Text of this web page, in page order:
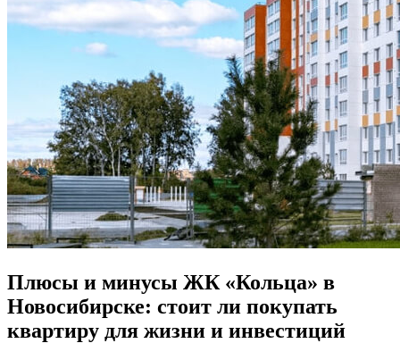
Плюсы и минусы ЖК «Кольца» в
Новосибирске: стоит ли покупать
квартиру для жизни и инвестиций